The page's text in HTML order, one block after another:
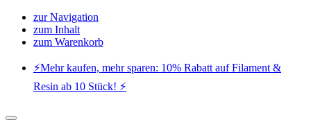
zur Navigation
zum Inhalt
zum Warenkorb
⚡️Mehr kaufen, mehr sparen: 10% Rabatt auf Filament &
Resin ab 10 Stück! ⚡️